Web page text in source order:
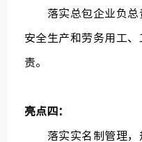
落实总包企业负总
安全生产和劳务用工
责。
亮点四：
落实实名制管理，